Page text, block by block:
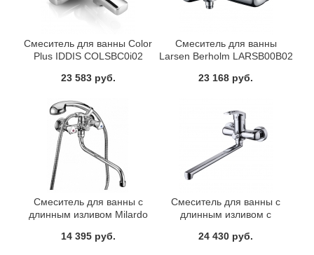
Смеситель для ванны Color
Plus IDDIS COLSBC0i02
23 583 руб.
Смеситель для ванны
Larsen Berholm LARSB00B02
23 168 руб.
Смеситель для ванны с
длинным изливом Milardo
14 395 руб.
Смеситель для ванны с
длинным изливом с
Carlow Plus IDDIS
24 430 руб.